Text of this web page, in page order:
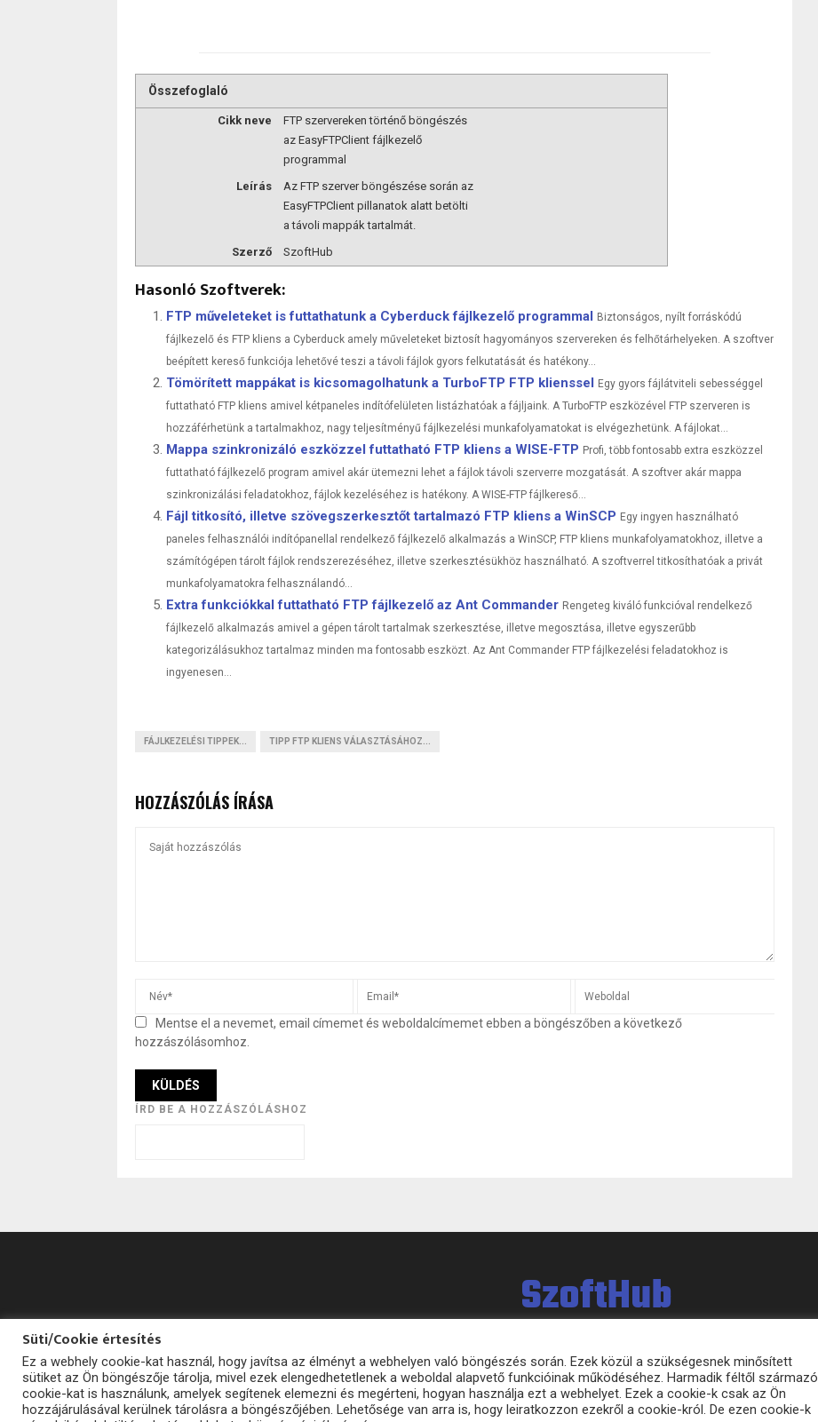
Összefoglaló
Cikk neve
FTP szervereken történő böngészés
az EasyFTPClient fájlkezelő
programmal
Leírás
Az FTP szerver böngészése során az
EasyFTPClient pillanatok alatt betölti
a távoli mappák tartalmát.
Szerző
SzoftHub
Hasonló Szoftverek:
FTP műveleteket is futtathatunk a Cyberduck fájlkezelő programmal Biztonságos, nyílt forráskódú
fájlkezelő és FTP kliens a Cyberduck amely műveleteket biztosít hagyományos szervereken és felhőtárhelyeken. A szoftver
beépített kereső funkciója lehetővé teszi a távoli fájlok gyors felkutatását és hatékony...
Tömörített mappákat is kicsomagolhatunk a TurboFTP FTP klienssel Egy gyors fájlátviteli sebességgel
futtatható FTP kliens amivel kétpaneles indítófelületen listázhatóak a fájljaink. A TurboFTP eszközével FTP szerveren is
hozzáférhetünk a tartalmakhoz, nagy teljesítményű fájlkezelési munkafolyamatokat is elvégezhetünk. A fájlokat...
Mappa szinkronizáló eszközzel futtatható FTP kliens a WISE-FTP Profi, több fontosabb extra eszközzel
futtatható fájlkezelő program amivel akár ütemezni lehet a fájlok távoli szerverre mozgatását. A szoftver akár mappa
szinkronizálási feladatokhoz, fájlok kezeléséhez is hatékony. A WISE-FTP fájlkereső...
Fájl titkosító, illetve szövegszerkesztőt tartalmazó FTP kliens a WinSCP Egy ingyen használható
paneles felhasználói indítópanellal rendelkező fájlkezelő alkalmazás a WinSCP, FTP kliens munkafolyamatokhoz, illetve a
számítógépen tárolt fájlok rendszerezéséhez, illetve szerkesztésükhöz használható. A szoftverrel titkosíthatóak a privát
munkafolyamatokra felhasználandó...
Extra funkciókkal futtatható FTP fájlkezelő az Ant Commander Rengeteg kiváló funkcióval rendelkező
fájlkezelő alkalmazás amivel a gépen tárolt tartalmak szerkesztése, illetve megosztása, illetve egyszerűbb
kategorizálásukhoz tartalmaz minden ma fontosabb eszközt. Az Ant Commander FTP fájlkezelési feladatokhoz is
ingyenesen...
FÁJLKEZELÉSI TIPPEK... TIPP FTP KLIENS VÁLASZTÁSÁHOZ...
HOZZÁSZÓLÁS ÍRÁSA
Mentse el a nevemet, email címemet és weboldalcímemet ebben a böngészőben a következő
hozzászólásomhoz.
ÍRD BE A HOZZÁSZÓLÁSHOZ
SzoftHub
Süti/Cookie értesítés
Ez a webhely cookie-kat használ, hogy javítsa az élményt a webhelyen való böngészés során. Ezek közül a szükségesnek minősített
sütiket az Ön böngészője tárolja, mivel ezek elengedhetetlenek a weboldal alapvető funkcióinak működéséhez. Harmadik féltől származó
cookie-kat is használunk, amelyek segítenek elemezni és megérteni, hogyan használja ezt a webhelyet. Ezek a cookie-k csak az Ön
hozzájárulásával kerülnek tárolásra a böngészőjében. Lehetősége van arra is, hogy leiratkozzon ezekről a cookie-król. De ezen cookie-k